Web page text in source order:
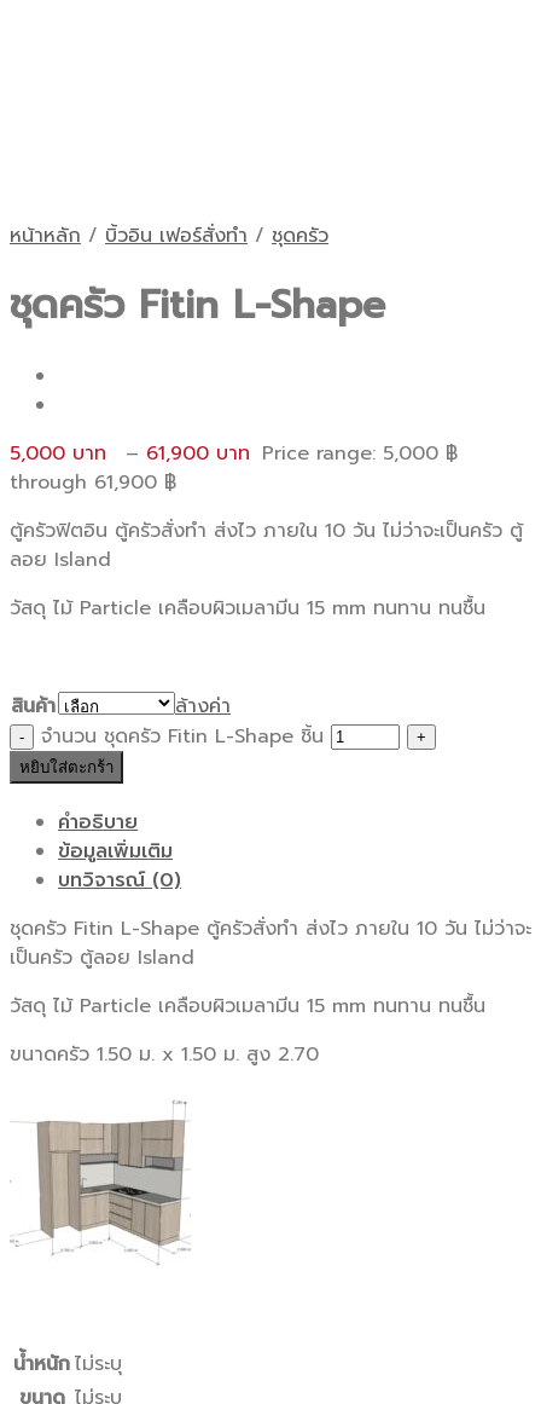
หน้าหลัก / บิ้วอิน เฟอร์สั่งทำ / ชุดครัว
ชุดครัว Fitin L-Shape
5,000 – 61,900
Price range: 5,000 ฿
through 61,900 ฿
ตู้ครัวฟิตอิน ตู้ครัวสั่งทำ ส่งไว ภายใน 10 วัน ไม่ว่าจะเป็นครัว ตู้
ลอย Island
วัสดุ ไม้ Particle เคลือบผิวเมลามีน 15 mm ทนทาน ทนชื้น
สินค้า
ล้างค่า
จำนวน ชุดครัว Fitin L-Shape ชิ้น
หยิบใส่ตะกร้า
คำอธิบาย
ข้อมูลเพิ่มเติม
บทวิจารณ์ (0)
ชุดครัว Fitin L-Shape ตู้ครัวสั่งทำ ส่งไว ภายใน 10 วัน ไม่ว่าจะ
เป็นครัว ตู้ลอย Island
วัสดุ ไม้ Particle เคลือบผิวเมลามีน 15 mm ทนทาน ทนชื้น
ขนาดครัว 1.50 ม. x 1.50 ม. สูง 2.70
น้ำหนักไม่ระบุ
ขนาด ไม่ระบุ